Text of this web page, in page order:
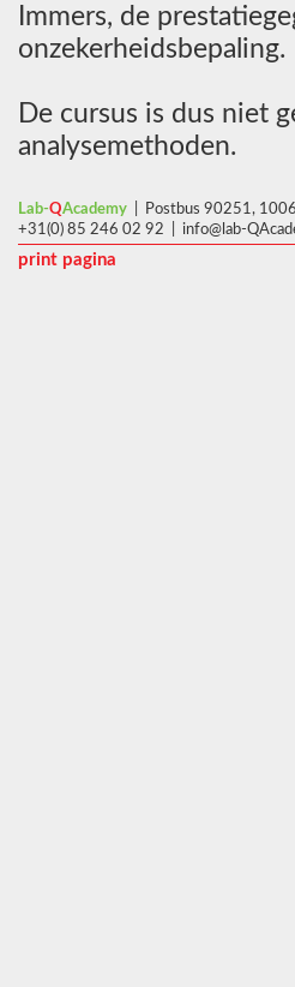
Immers, de
onzekerheidsbepaling.
De cursus is dus niet
analysemethoden.
Lab-QAcademy | Postbus 90251,
+31(0) 85 246 02 92 | info@lab-
print pagina